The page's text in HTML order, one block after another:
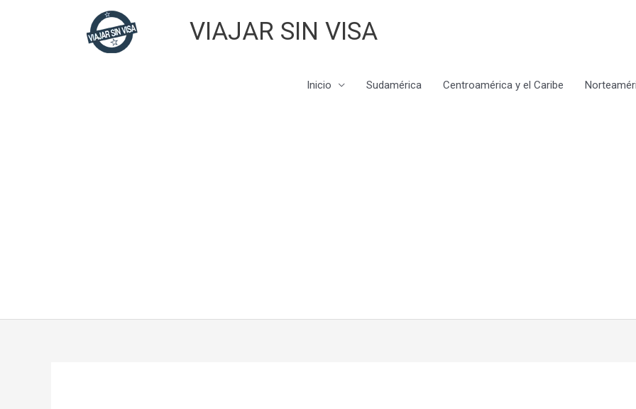
VIAJAR SIN VISA
Inicio Sudamérica Centroamérica y el Caribe